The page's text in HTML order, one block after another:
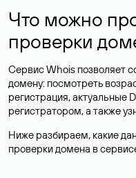
Что можно
проверки
Сервис Whois позволяет
домену: посмотреть
регистрация, актуальные
регистратором, а также
Ниже разбираем, какие
проверки домена в